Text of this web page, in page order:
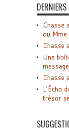
Chasse
ou Mme
Chasse
Une
Chasse
L’Écho
trésor